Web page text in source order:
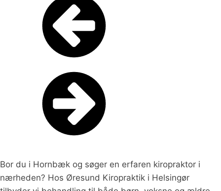
Bor du i Hornbæk og søger en erfaren kiropraktor i
nærheden? Hos Øresund Kiropraktik i Helsingør